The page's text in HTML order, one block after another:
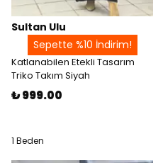
Sultan Ulu
Sepette %10 İndirim!
Katlanabilen Etekli Tasarım
Triko Takım Siyah
₺ 999.00
1 Beden